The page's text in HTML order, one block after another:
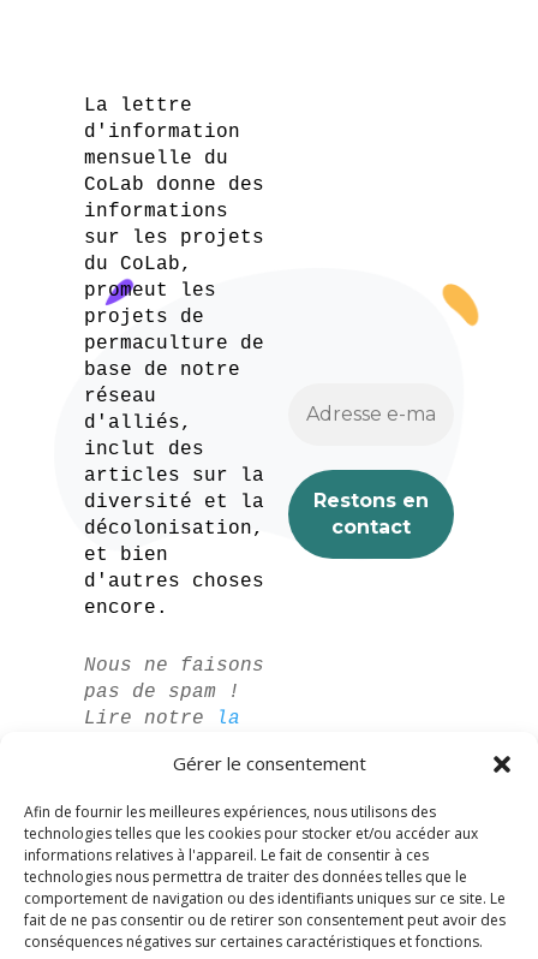
Gérer le consentement
Afin de fournir les meilleures expériences, nous utilisons des
technologies telles que les cookies pour stocker et/ou accéder aux
informations relatives à l'appareil. Le fait de consentir à ces
technologies nous permettra de traiter des données telles que le
comportement de navigation ou des identifiants uniques sur ce site. Le
fait de ne pas consentir ou de retirer son consentement peut avoir des
conséquences négatives sur certaines caractéristiques et fonctions.
La lettre
d'information
mensuelle du
CoLab donne des
informations
sur les projets
du CoLab,
promeut les
projets de
permaculture de
base de notre
réseau
d'alliés,
inclut des
articles sur la
diversité et la
décolonisation,
et bien
d'autres choses
encore.
Nous ne faisons
pas de spam !
Lire notre
la
confidentialité
d'informations.